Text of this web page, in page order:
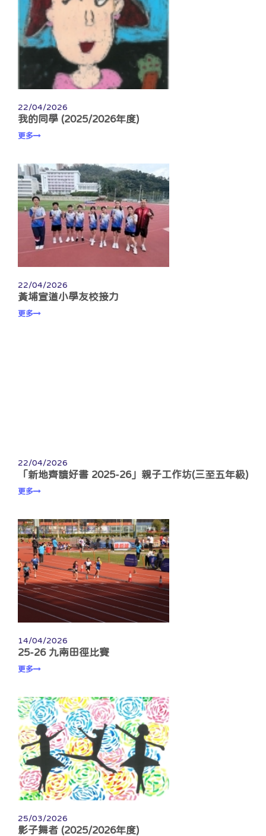
22/04/2026
我的同學 (2025/2026年度)
更多
22/04/2026
黃埔宣道小學友校接力
更多
22/04/2026
「新地齊讀好書 2025-26」親子工作坊(三至五年級)
更多
14/04/2026
25-26 九南田徑比賽
更多
25/03/2026
影子舞者 (2025/2026年度)